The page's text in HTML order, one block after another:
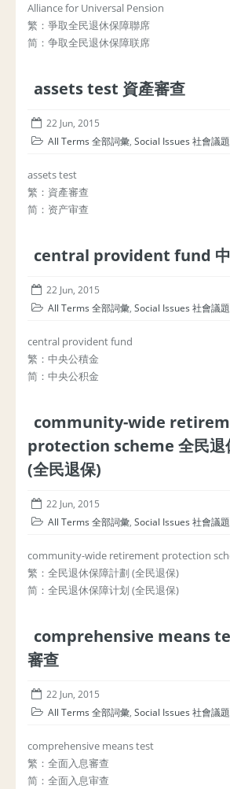
Alliance for Universal Pension
繁：爭取全民退休保障聯席
简：争取全民退休保障联席
assets test 資產審查
22 Jun, 2015
All Terms 全部詞彙, Social Issues 社會議題
assets test
繁：資產審查
简：资产审查
central provident fund 中
22 Jun, 2015
All Terms 全部詞彙, Social Issues 社會議題
central provident fund
繁：中央公積金
简：中央公积金
community-wide
protection scheme 全民退
(全民退保)
22 Jun, 2015
All Terms 全部詞彙, Social Issues 社會議題
community-wide retirement protection
繁：全民退休保障計劃 (全民退保)
简：全民退休保障计划 (全民退保)
comprehensive means
審查
22 Jun, 2015
All Terms 全部詞彙, Social Issues 社會議題
comprehensive means test
繁：全面入息審查
简：全面入息审查